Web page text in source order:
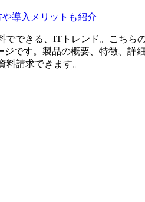
導入メリットも紹介
できる、ITトレンド。こちらの
ジです。製品の概要、特徴、詳
料請求できます。